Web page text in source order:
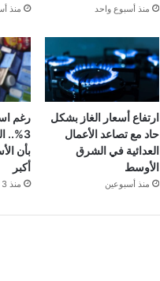
منذ أسبوع واحد منذ
ارتفاع أسعار الغاز بشكل
حاد مع تصاعد الأعمال
العدائية في الشرق
الأوسط
منذ أسبوعين
رغم
3%..
بأن
أكبر
منذ 3 أسابيع